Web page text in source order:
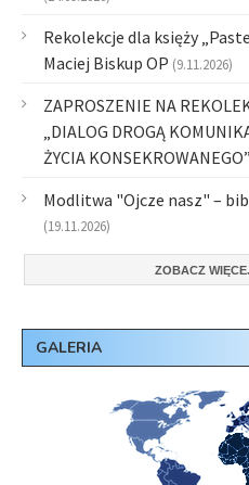
Rekolekcje dla księży
Maciej Biskup OP (9.11.2026)
ZAPROSZENIE NA
„DIALOG DROGĄ
ŻYCIA KONSEKROWANEGO”
Modlitwa "Ojcze nasz" –
(19.11.2026)
ZOBACZ
GALERIA